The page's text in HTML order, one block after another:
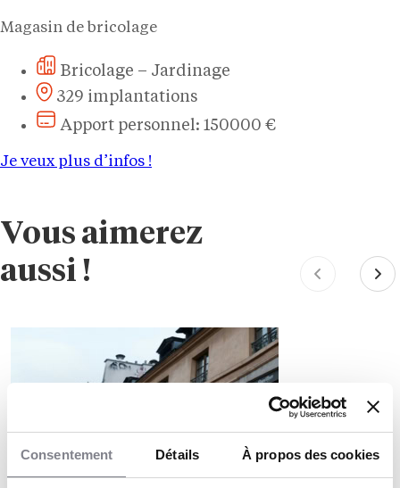
Consentement Détails À propos des cookies
Magasin de bricolage
Bricolage – Jardinage
329 implantations
Apport personnel: 150000 €
Je veux plus d’infos !
Vous aimerez
aussi !